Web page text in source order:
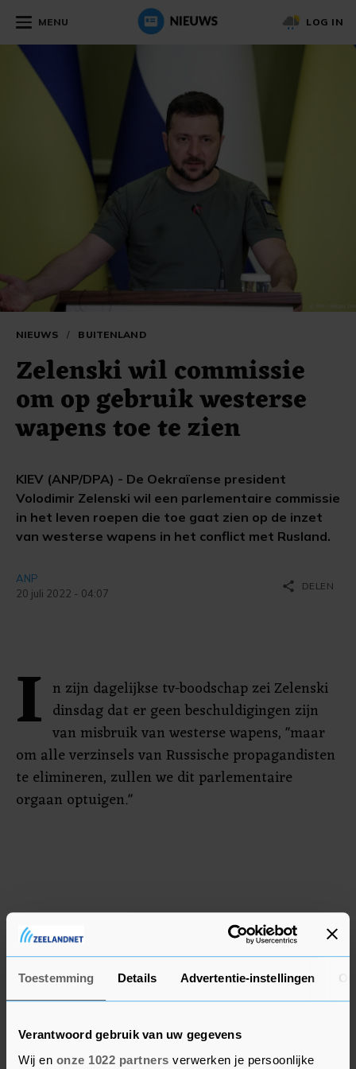
Toestemming Details Advertentie-instellingen
Verantwoord gebruik van uw gegevens
Wij en onze 1022 partners verwerken je persoonlijke
MENU LOG IN
NIEUWS / BUITENLAND
Zelenski wil commissie
om op gebruik westerse
wapens toe te zien
KIEV (ANP/DPA) - De Oekraïense president
Volodimir Zelenski wil een parlementaire commissie
in het leven roepen die toe gaat zien op de inzet
van westerse wapens in het conflict met Rusland.
ANP
20 juli 2022 - 04:07
share DELEN
I n zijn dagelijkse tv-boodschap zei Zelenski
dinsdag dat er geen beschuldigingen zijn
van misbruik van westerse wapens, "maar
om alle verzinsels van Russische propagandisten
te elimineren, zullen we dit parlementaire
orgaan optuigen."